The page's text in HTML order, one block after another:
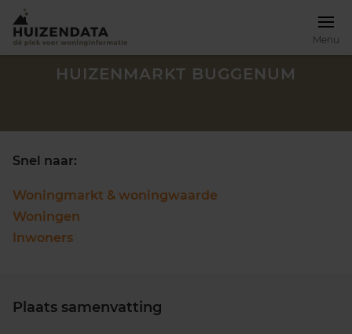
Menu
Zoek een woning
HUIZENMARKT BUGGENUM
Snel naar:
Woningmarkt & woningwaarde
Woningen
Inwoners
Plaats samenvatting